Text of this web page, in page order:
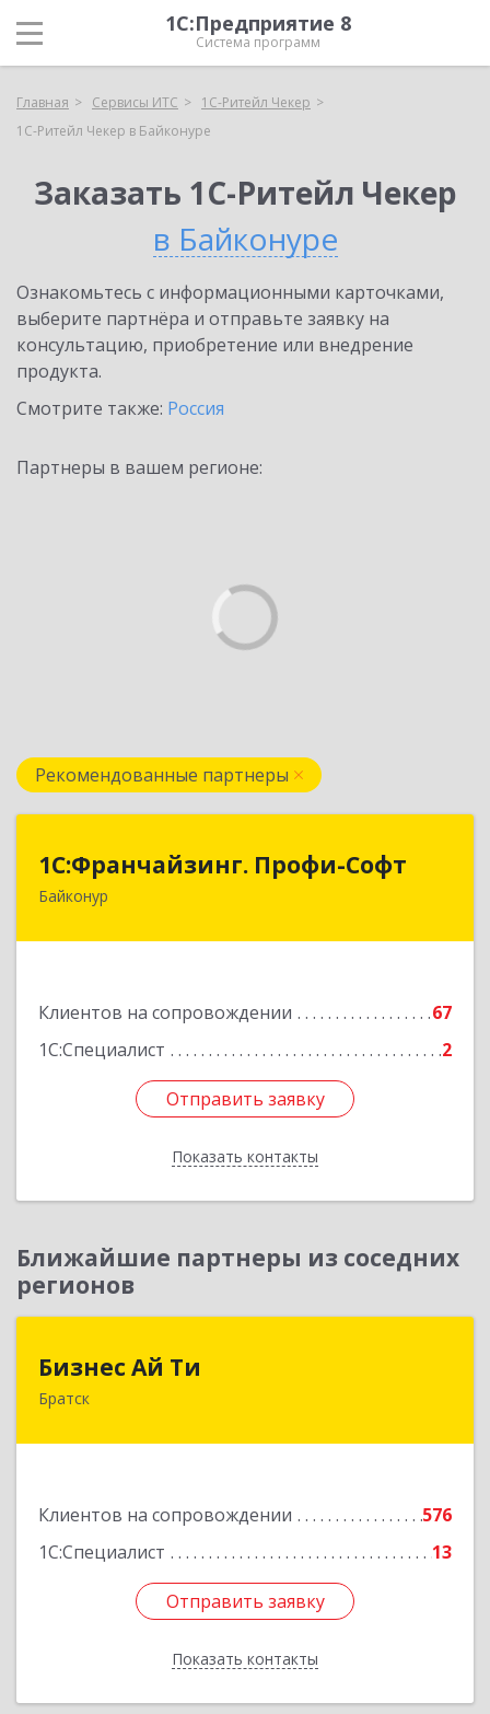
1С:Предприятие 8
Система программ
Главная Сервисы ИТС
1C-Ритейл Чекер
1C-Ритейл Чекер в Байконуре
Заказать 1C-Ритейл Чекер
в Байконуре
Ознакомьтесь с информационными карточками,
выберите партнёра и отправьте заявку на
консультацию, приобретение или внедрение
продукта.
Смотрите также: Россия
Партнеры в вашем регионе:
Рекомендованные партнеры
1С:Франчайзинг. Профи-Софт
Байконур
Клиентов на сопровождении
67
1С:Специалист
2
Отправить заявку
Показать контакты
1С:Франчайзинг. Профи-Софт
468320, Байконур г, Ленина ул, дом № 10,
Отправить заявку
Назад
Ближайшие партнеры из соседних
регионов
Бизнес Ай Ти
Братск
Клиентов на сопровождении
576
1С:Специалист
13
Отправить заявку
Показать контакты
665717, Иркутская обл, Братск г, Центральный
Отправить заявку
Назад